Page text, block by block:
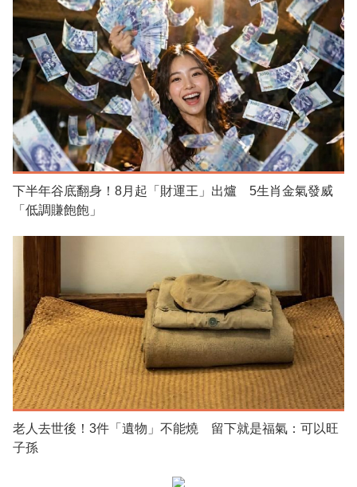
下半年谷底翻身！8月起「財運王」出爐 5生肖金氣發威
「低調賺飽飽」
老人去世後！3件「遺物」不能燒 留下就是福氣：可以旺
子孫